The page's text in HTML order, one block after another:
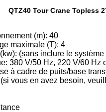
QTZ40 Tour Crane Topless
(m): 40
maximale (T): 4
(sans inclure le
380 V/50 Hz, 220 V/60 Hz
à cadre de puits/base
vous en avez besoin,